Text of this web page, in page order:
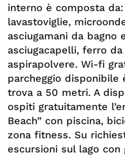
interno è composta
lavastoviglie,
asciugamani da bagno
asciugacapelli, ferro
aspirapolvere. Wi-fi
parcheggio disponibile
trova a 50 metri. A
ospiti gratuitamente
Beach” con piscina,
zona fitness. Su
escursioni sul lago con